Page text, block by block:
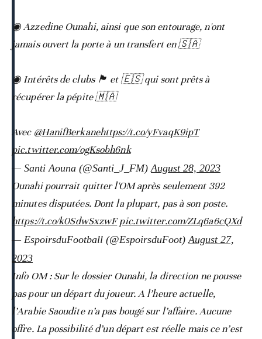
◉ Azzedine Ounahi, ainsi que son entourage, n'ont
jamais ouvert la porte à un transfert en 🇸🇦
◉ Intérêts de clubs 🏴󠁧󠁢󠁥󠁮󠁧󠁿 et 🇪🇸 qui sont prêts à
récupérer la pépite 🇲🇦
Avec @HanifBerkanehttps://t.co/yFvaqK9ipT
pic.twitter.com/ogKsobh6nk
— Santi Aouna (@Santi_J_FM) August 28, 2023
Ounahi pourrait quitter l'OM après seulement 392
minutes disputées. Dont la plupart, pas à son poste.
https://t.co/k0SdwSxzwF pic.twitter.com/ZLq6a6cQXd
— EspoirsduFootball (@EspoirsduFoot) August 27,
2023
Info OM : Sur le dossier Ounahi, la direction ne pousse
pas pour un départ du joueur. A l’heure actuelle,
l’Arabie Saoudite n’a pas bougé sur l’affaire. Aucune
offre. La possibilité d’un départ est réelle mais ce n’est